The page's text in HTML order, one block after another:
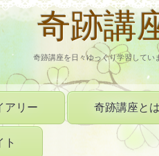
奇跡講
奇跡講座を日々ゆっくり学習してい
アリー 奇跡講座と
ト